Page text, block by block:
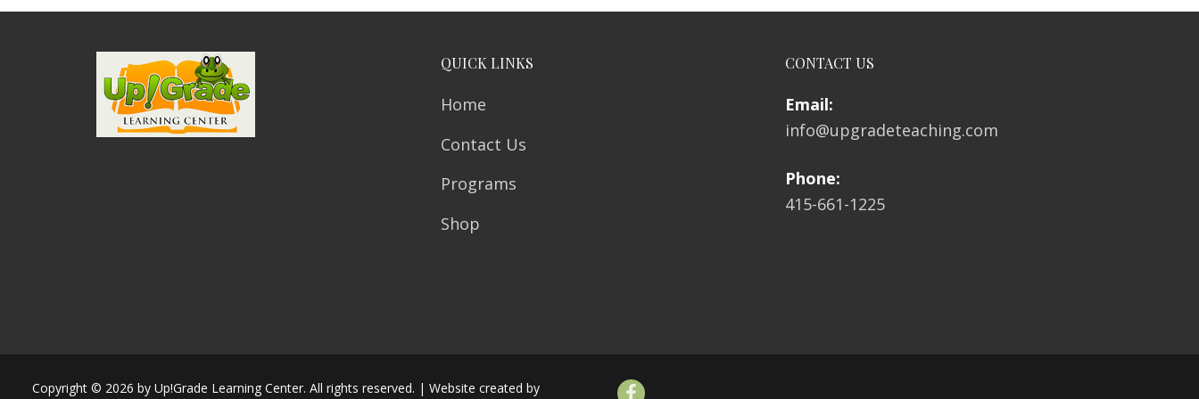
QUICK LINKS
Home
Contact Us
Programs
Shop
CONTACT US
Email:
info@upgradeteaching.com
Phone:
415-661-1225
Copyright © 2026 by Up!Grade Learning Center. All rights reserved. | Website created by